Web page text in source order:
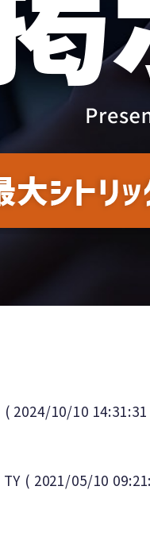
( 2024/10/10 14:31:31
TY ( 2021/05/10